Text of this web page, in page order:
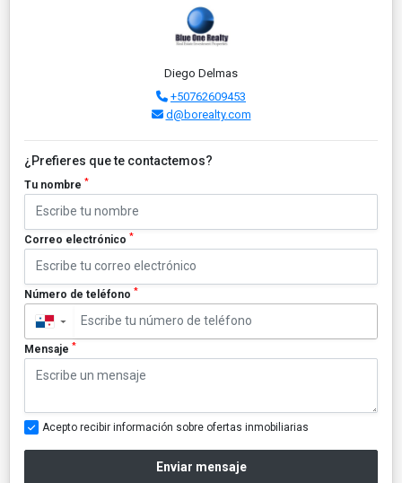
Diego Delmas
+50762609453
d@borealty.com
¿Prefieres que te contactemos?
Tu nombre *
Correo electrónico *
Número de teléfono *
▼
Mensaje *
Acepto recibir información sobre ofertas inmobiliarias
Enviar mensaje